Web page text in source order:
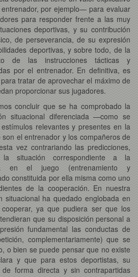
por ejemplo— para evaluar
para responder frente a las muy
deportivas, y su contribución
de perseverancia, de su expresión
deportivas, y sobre todo, de la
de las instrucciones tácticas y
por el entrenador. En definitiva, es
tratar de aprovechar el máximo de
proporcionar sus jugadores.
concluir que se ha comprobado la
situacional diferenciada —como se
relevantes y presentes en la
el entrenador y los compañeros de
vez contrariando las predicciones,
situación correspondiente a la
en el juego (entrenamiento y
constituida por ella misma como uno
de la cooperación. En nuestra
situacional ha quedado englobada en
ya que pudiera ser que los
que su disposición personal a
fundamental las conductas de
complementariamente) que se
o bien se puede pensar que no existe
y que para estos deportistas, su
forma directa y sin contrapartidas